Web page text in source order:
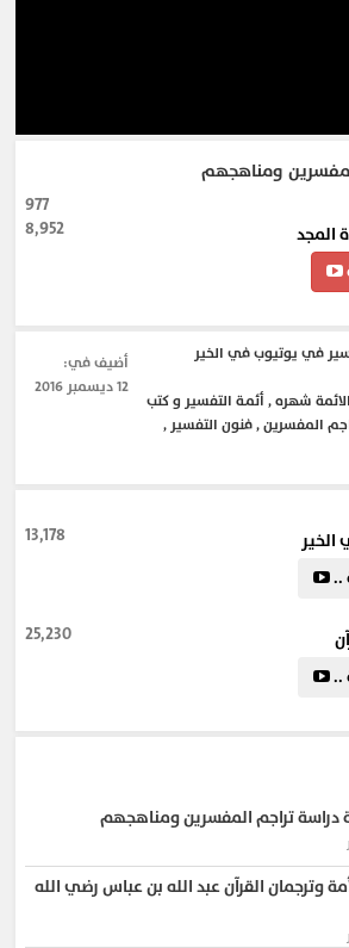
ومناهجهم
977
8,952
المجد
أضيف في:
12 ديسمبر 2016
في يوتيوب في الخير
شهره , أئمـة التفسير و كتب
المفسرين , فنون التفسير ,
#مجلة_الإيمان
13,178
..
25,230
..
دراسة تراجم المفسرين ومناهجهم
وترجمان القرآن عبد الله بن عباس رضي الله